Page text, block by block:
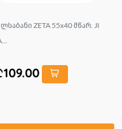
ZETA 55x40 მწარ. JI
109.00